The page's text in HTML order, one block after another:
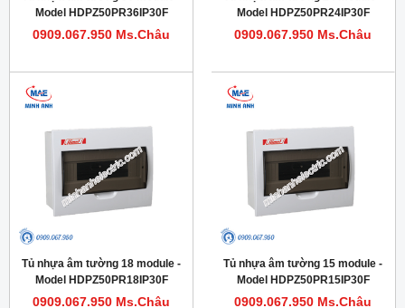
Model HDPZ50PR36IP30F
0909.067.950 Ms.Châu
Model HDPZ50PR24IP30F
0909.067.950 Ms.Châu
Tủ nhựa âm tường 18 module -
Model HDPZ50PR18IP30F
0909.067.950 Ms.Châu
Tủ nhựa âm tường 15 module -
Model HDPZ50PR15IP30F
0909.067.950 Ms.Châu